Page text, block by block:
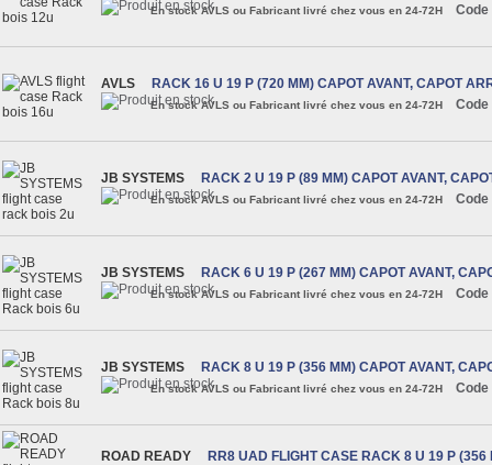
En stock AVLS ou Fabricant livré chez vous en 24-72H Code
AVLS RACK 16 U 19 P (720 MM) CAPOT AVANT, CAPOT
En stock AVLS ou Fabricant livré chez vous en 24-72H Code
JB SYSTEMS RACK 2 U 19 P (89 MM) CAPOT AVANT,
En stock AVLS ou Fabricant livré chez vous en 24-72H Code
JB SYSTEMS RACK 6 U 19 P (267 MM) CAPOT AVANT,
En stock AVLS ou Fabricant livré chez vous en 24-72H Code
JB SYSTEMS RACK 8 U 19 P (356 MM) CAPOT AVANT,
En stock AVLS ou Fabricant livré chez vous en 24-72H Code
ROAD READY RR8 UAD FLIGHT CASE RACK 8 U 19 P (356